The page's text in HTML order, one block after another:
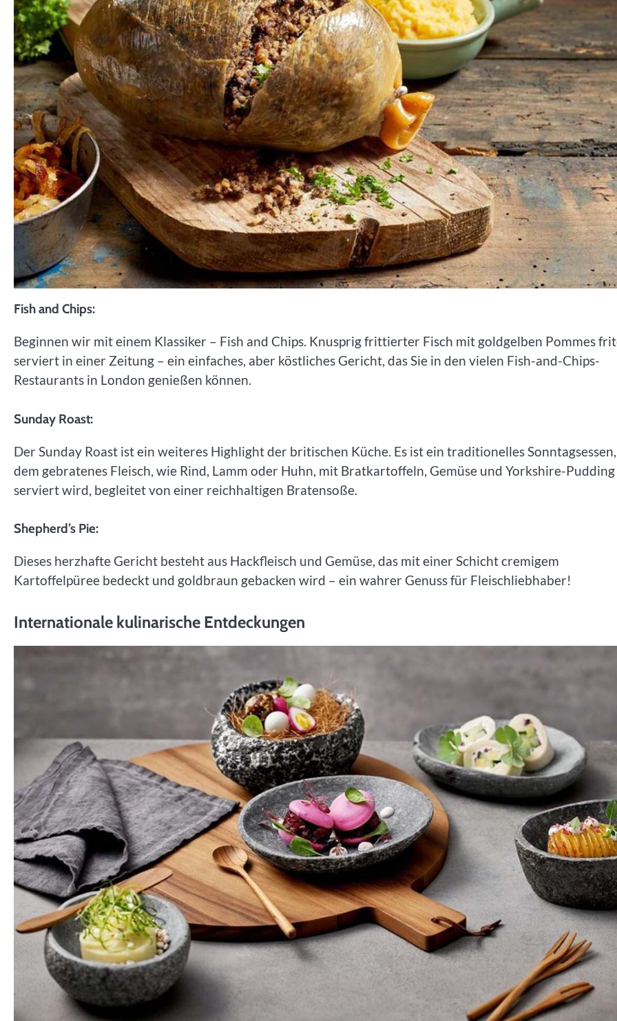
Fish and Chips:
Beginnen wir mit einem Klassiker – Fish and Chips. Knusprig frittierter Fisch mit goldgelben Pommes
serviert in einer Zeitung – ein einfaches, aber köstliches Gericht, das Sie in den vielen Fish-and-Chips-
Restaurants in London genießen können.
Sunday Roast:
Der Sunday Roast ist ein weiteres Highlight der britischen Küche. Es ist ein traditionelles
dem gebratenes Fleisch, wie Rind, Lamm oder Huhn, mit Bratkartoffeln, Gemüse und Yorkshire-Pudding
serviert wird, begleitet von einer reichhaltigen Bratensoße.
Shepherd’s Pie:
Dieses herzhafte Gericht besteht aus Hackfleisch und Gemüse, das mit einer Schicht cremigem
Kartoffelpüree bedeckt und goldbraun gebacken wird – ein wahrer Genuss für Fleischliebhaber!
Internationale kulinarische Entdeckungen